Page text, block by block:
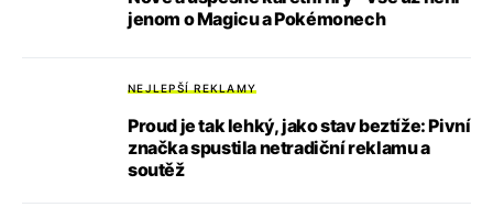
jenom o Magicu a Pokémonech
NEJLEPŠÍ REKLAMY
Proud je tak lehký, jako stav beztíže: Pivní
značka spustila netradiční reklamu a
soutěž